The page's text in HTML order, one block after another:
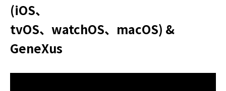
(iOS、
tvOS、watchOS、macOS) &
GeneXus